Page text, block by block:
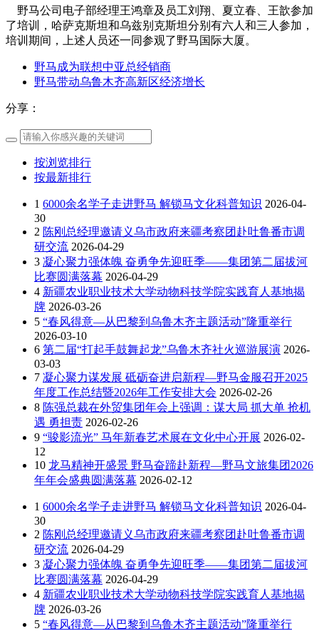
野马公司电子部经理王鸿章及员工刘翔、夏立春、王歆参加
了培训，哈萨克斯坦和乌兹别克斯坦分别有六人和三人参加，
培训期间，上述人员还一同参观了野马国际大厦。
野马成为联想中亚总经销商
野马带动乌鲁木齐高新区经济增长
分享：
按浏览排行
按最新排行
1 6000余名学子走进野马 解锁马文化科普知识 2026-04-
30
2 陈刚总经理邀请义乌市政府来疆考察团赴吐鲁番市调
研交流 2026-04-29
3 凝心聚力强体魄 奋勇争先迎旺季——集团第二届拔河
比赛圆满落幕 2026-04-29
4 新疆农业职业技术大学动物科技学院实践育人基地揭
牌 2026-03-26
5 “春风得意—从巴黎到乌鲁木齐主题活动”隆重举行
2026-03-10
6 第二届“打起手鼓舞起龙”乌鲁木齐社火巡游展演 2026-
03-03
7 凝心聚力谋发展 砥砺奋进启新程—野马金服召开2025
年度工作总结暨2026年工作安排大会 2026-02-26
8 陈强总裁在外贸集团年会上强调：谋大局 抓大单 抢机
遇 勇担责 2026-02-26
9 “骏影流光” 马年新春艺术展在文化中心开展 2026-02-
12
10 龙马精神开盛景 野马奋蹄赴新程—野马文旅集团2026
年年会盛典圆满落幕 2026-02-12
1 6000余名学子走进野马 解锁马文化科普知识 2026-04-
30
2 陈刚总经理邀请义乌市政府来疆考察团赴吐鲁番市调
研交流 2026-04-29
3 凝心聚力强体魄 奋勇争先迎旺季——集团第二届拔河
比赛圆满落幕 2026-04-29
4 新疆农业职业技术大学动物科技学院实践育人基地揭
牌 2026-03-26
5 “春风得意—从巴黎到乌鲁木齐主题活动”隆重举行